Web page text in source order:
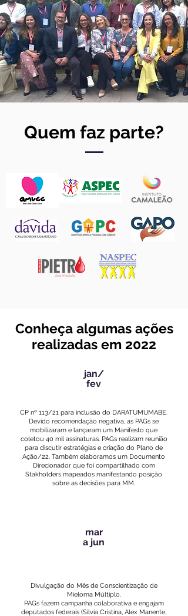
Quem faz parte?
Conheça algumas ações
realizadas em 2022
jan/
fev
CP nº 113/21 para inclusão do DARATUMUMABE.
Devido recomendação negativa, as PAGs se
mobilizaram e lançaram um Manifesto que
coletou 40 mil assinaturas. PAGs realizam reunião
para discutir estratégias e criação do Plano de
Ação/22. Também elaboramos um Documento
Direcionador que foi compartilhado com
Stakholders mapeados manifestando posição
sobre as decisões para MM.
mar
a jun
Divulgação do Mês de Conscientização de
Mieloma Múltiplo.
PAGs fazem campanha colaborativa e engajam
deputados federais (Silvia Cristina, Alex Manente,